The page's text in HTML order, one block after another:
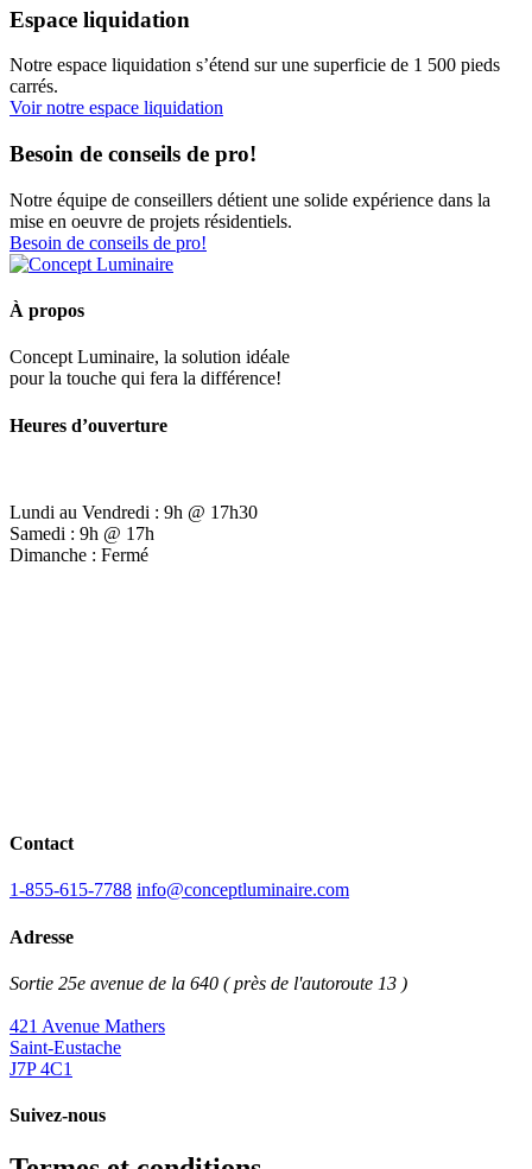
Espace liquidation
Notre espace liquidation s’étend sur une superficie de 1 500 pieds
carrés.
Voir notre espace liquidation
Besoin de conseils de pro!
Notre équipe de conseillers détient une solide expérience dans la
mise en oeuvre de projets résidentiels.
Besoin de conseils de pro!
À propos
Concept Luminaire, la solution idéale
pour la touche qui fera la différence!
Heures d’ouverture
Lundi au Vendredi : 9h @ 17h30
Samedi : 9h @ 17h
Dimanche : Fermé
Contact
1-855-615-7788 info@conceptluminaire.com
Adresse
Sortie 25e avenue de la 640 ( près de l'autoroute 13 )
421 Avenue Mathers
Saint-Eustache
J7P 4C1
Suivez-nous